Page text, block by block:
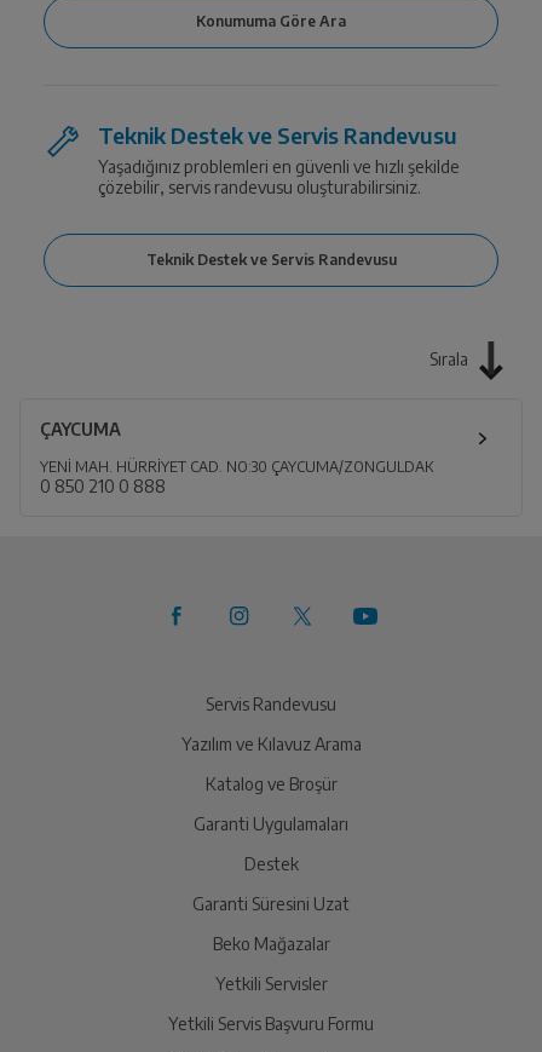
Teknik Destek ve Servis Randevusu
Yaşadığınız problemleri en güvenli ve hızlı şekilde
çözebilir, servis randevusu oluşturabilirsiniz.
Sırala
ÇAYCUMA
YENİ MAH. HÜRRİYET CAD. NO:30 ÇAYCUMA/ZONGULDAK
0 850 210 0 888
Servis Randevusu
Yazılım ve Kılavuz Arama
Katalog ve Broşür
Garanti Uygulamaları
Destek
Garanti Süresini Uzat
Beko Mağazalar
Yetkili Servisler
Yetkili Servis Başvuru Formu